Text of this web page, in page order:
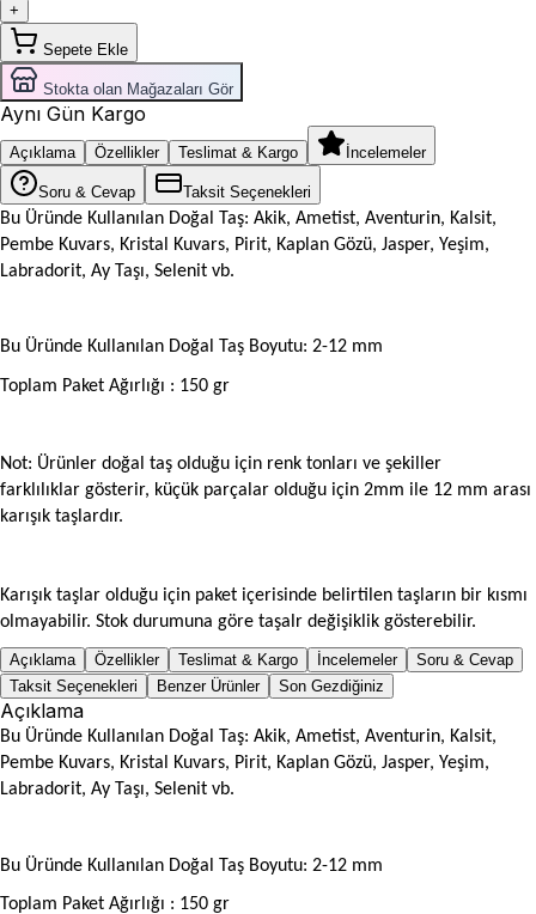
+
Sepete Ekle
Stokta olan Mağazaları Gör
Aynı Gün Kargo
Açıklama Özellikler Teslimat & Kargo İncelemeler
Soru & Cevap Taksit Seçenekleri
Bu Üründe Kullanılan Doğal Taş: Akik, Ametist, Aventurin, Kalsit,
Pembe Kuvars, Kristal Kuvars, Pirit, Kaplan Gözü, Jasper, Yeşim,
Labradorit, Ay Taşı, Selenit vb.
Bu Üründe Kullanılan Doğal Taş Boyutu: 2-12 mm
Toplam Paket Ağırlığı : 150 gr
Not: Ürünler doğal taş olduğu için renk tonları ve şekiller
farklılıklar gösterir, küçük parçalar olduğu için 2mm ile 12 mm arası
karışık taşlardır.
Karışık taşlar olduğu için paket içerisinde belirtilen taşların bir kısmı
olmayabilir. Stok durumuna göre taşalr değişiklik gösterebilir.
Açıklama Özellikler Teslimat & Kargo İncelemeler
Soru & Cevap
Taksit Seçenekleri
Benzer Ürünler Son Gezdiğiniz
Açıklama
Bu Üründe Kullanılan Doğal Taş: Akik, Ametist, Aventurin, Kalsit,
Pembe Kuvars, Kristal Kuvars, Pirit, Kaplan Gözü, Jasper, Yeşim,
Labradorit, Ay Taşı, Selenit vb.
Bu Üründe Kullanılan Doğal Taş Boyutu: 2-12 mm
Toplam Paket Ağırlığı : 150 gr